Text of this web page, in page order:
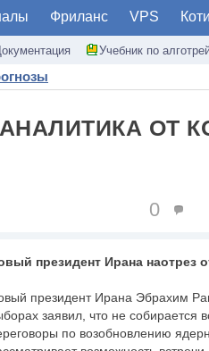
Фриланс VPS
Учебник по
АНАЛИТИКА ОТ
0
президент Ирана наотрез
президент Ирана Эбрахим
заявил, что не
по возобновлению